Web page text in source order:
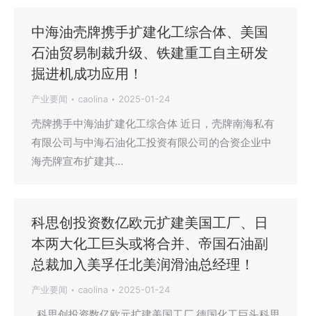
中海油壳牌携手扩建化工综合体、美国
石油贸易制裁升级、铁建重工自主研发
掘进机成功应用！
产业要闻 caolina 2025-01-24
壳牌携手中海油扩建化工综合体 近日，壳牌南海私有
有限公司与中海石油化工投资有限公司的合资企业中
海壳牌宣布扩建其…
科思创投资数亿欧元扩建美国工厂、日
本两大化工巨头或将合并、帝国石油副
总裁加入美孚任北美润滑油总经理！
产业要闻 caolina 2025-01-24